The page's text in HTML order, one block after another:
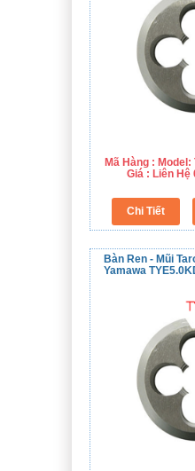
Mã Hàng :
Giá : Liên Hệ
Bàn Ren - Mũi
Yamawa